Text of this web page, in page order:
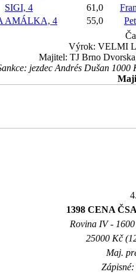
SIGI, 4 61,0
AMÁLKA, 4 55,0
Výrok: VELMI
Majitel: TJ Brno
jezdec Andrés Dušan
1398 CENA
Rovina IV -
25000 Kč
Maj.